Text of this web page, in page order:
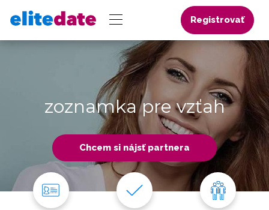
Registrovať
zoznamka pre vzťah
Chcem si nájsť partnera